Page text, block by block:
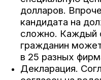
долларов.
кандидата на
сложно. Каждый
гражданин
в 25 разных
Декларация.